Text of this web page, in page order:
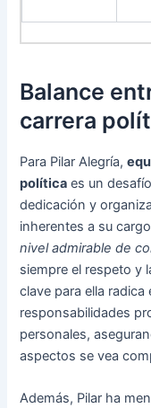
Balance
carrera
Para Pilar Alegría,
política es un
dedicación y
inherentes a su
nivel admirable de
siempre el respeto y
clave para ella
responsabilidades
personales,
aspectos se vea
Además, Pilar ha